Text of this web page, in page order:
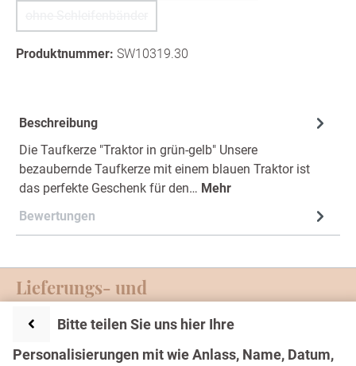
Bitte teilen Sie uns hier Ihre
Personalisierungen mit wie Anlass, Name, Datum,
Text
Produktnummer: SW10319.30
Beschreibung
Die Taufkerze "Traktor in grün-gelb" Unsere
bezaubernde Taufkerze mit einem blauen Traktor ist
das perfekte Geschenk für den… Mehr
Bewertungen
Service-Hotline
Lieferungs- und
Zahlungsmöglichkeiten